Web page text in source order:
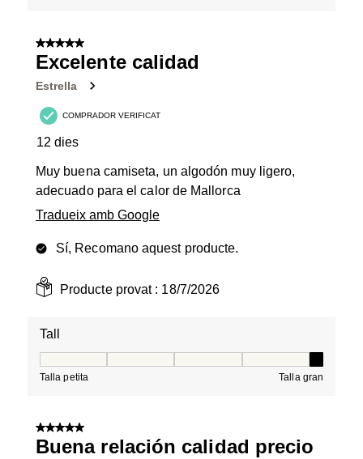
5 de 5 estrelles.
Excelente calidad
Estrella
COMPRADOR VERIFICAT
12 dies
Muy buena camiseta, un algodón muy ligero,
adecuado para el calor de Mallorca
Tradueix amb Google
Sí, Recomano aquest producte.
Producte provat : 18/7/2026
Tall
Talla petita Talla gran
5 de 5 estrelles.
Buena relación calidad precio